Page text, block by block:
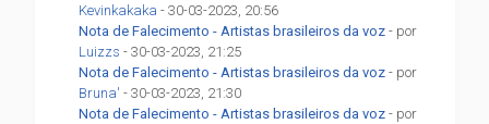
Kevinkakaka - 30-03-2023, 20:56
Nota de Falecimento - Artistas brasileiros da voz - por
Luizzs - 30-03-2023, 21:25
Nota de Falecimento - Artistas brasileiros da voz - por
Bruna' - 30-03-2023, 21:30
Nota de Falecimento - Artistas brasileiros da voz - por